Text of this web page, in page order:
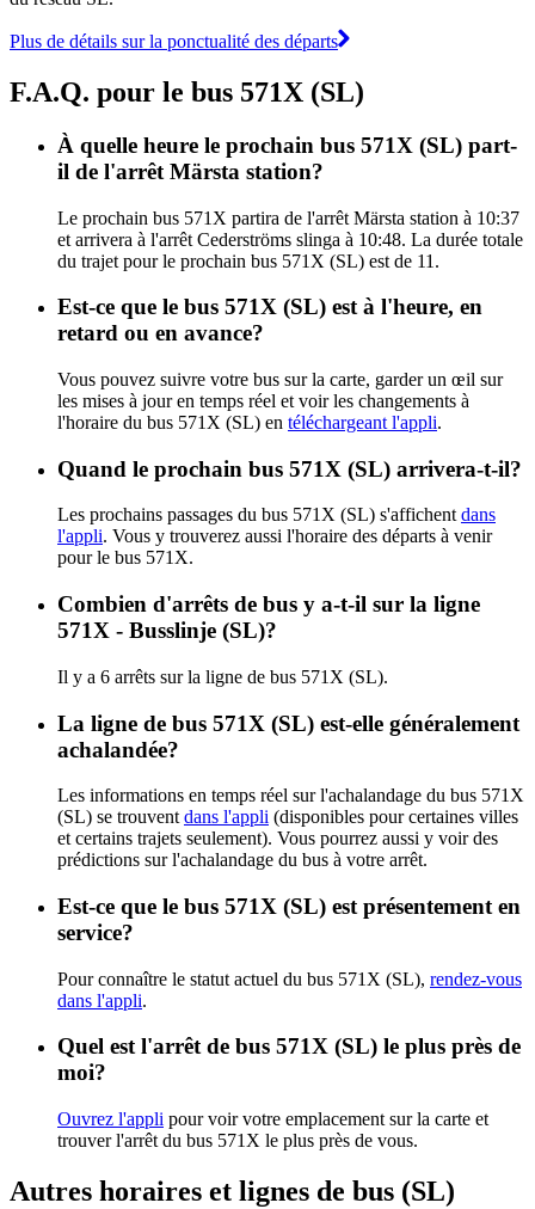
Plus de détails sur la ponctualité des départs
F.A.Q. pour le bus 571X (SL)
À quelle heure le prochain bus 571X (SL) part-
il de l'arrêt Märsta station?
Le prochain bus 571X partira de l'arrêt Märsta station à 10:37
et arrivera à l'arrêt Cederströms slinga à 10:48. La durée totale
du trajet pour le prochain bus 571X (SL) est de 11.
Est-ce que le bus 571X (SL) est à l'heure, en
retard ou en avance?
Vous pouvez suivre votre bus sur la carte, garder un œil sur
les mises à jour en temps réel et voir les changements à
l'horaire du bus 571X (SL) en téléchargeant l'appli.
Quand le prochain bus 571X (SL) arrivera-t-il?
Les prochains passages du bus 571X (SL) s'affichent dans
l'appli. Vous y trouverez aussi l'horaire des départs à venir
pour le bus 571X.
Combien d'arrêts de bus y a-t-il sur la ligne
571X - Busslinje (SL)?
Il y a 6 arrêts sur la ligne de bus 571X (SL).
La ligne de bus 571X (SL) est-elle généralement
achalandée?
Les informations en temps réel sur l'achalandage du bus 571X
(SL) se trouvent dans l'appli (disponibles pour certaines villes
et certains trajets seulement). Vous pourrez aussi y voir des
prédictions sur l'achalandage du bus à votre arrêt.
Est-ce que le bus 571X (SL) est présentement en
service?
Pour connaître le statut actuel du bus 571X (SL), rendez-vous
dans l'appli.
Quel est l'arrêt de bus 571X (SL) le plus près de
moi?
Ouvrez l'appli pour voir votre emplacement sur la carte et
trouver l'arrêt du bus 571X le plus près de vous.
Autres horaires et lignes de bus (SL)